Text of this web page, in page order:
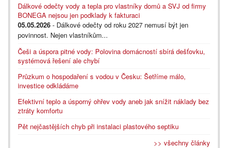
Dálkové odečty vody a tepla pro vlastníky domů a SVJ od firmy
BONEGA nejsou jen podklady k fakturaci
05.05.2026 - Dálkové odečty od roku 2027 nemusí být jen
povinnost. Nejen vlastníkům...
Češi a úspora pitné vody: Polovina domácností sbírá dešťovku,
systémová řešení ale chybí
Průzkum o hospodaření s vodou v Česku: Šetříme málo,
investice odkládáme
Efektivní teplo a úsporný ohřev vody aneb jak snížit náklady bez
ztráty komfortu
Pět nejčastějších chyb při instalaci plastového septiku
>> všechny články